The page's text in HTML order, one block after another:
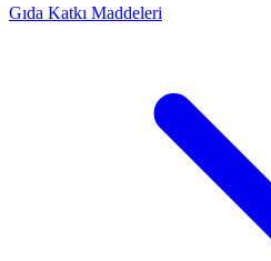
Gıda Katkı Maddeleri